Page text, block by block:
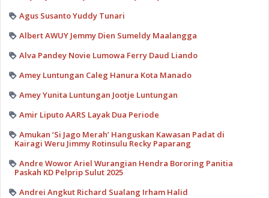
Agus Susanto Yuddy Tunari
Albert AWUY Jemmy Dien Sumeldy Maalangga
Alva Pandey Novie Lumowa Ferry Daud Liando
Amey Luntungan Caleg Hanura Kota Manado
Amey Yunita Luntungan Jootje Luntungan
Amir Liputo AARS Layak Dua Periode
Amukan ‘Si Jago Merah’ Hanguskan Kawasan Padat di
Kairagi Weru Jimmy Rotinsulu Recky Paparang
Andre Wowor Ariel Wurangian Hendra Bororing Panitia
Paskah KD Pelprip Sulut 2025
Andrei Angkut Richard Sualang Irham Halid